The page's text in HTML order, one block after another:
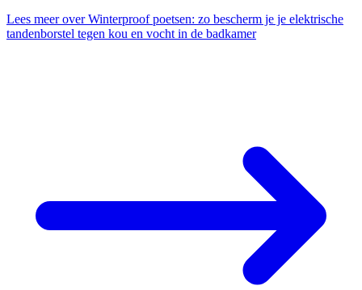
Lees meerover Winterproof poetsen: zo bescherm je je elektrische
tandenborstel tegen kou en vocht in de badkamer